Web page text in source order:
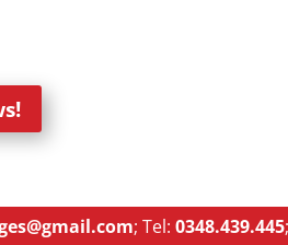
; Tel: 0348.439.445